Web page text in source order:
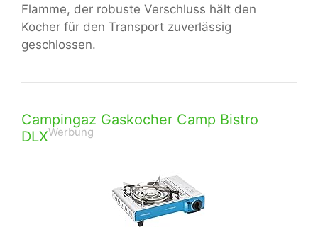
Flamme, der robuste Verschluss hält den
Kocher für den Transport zuverlässig
geschlossen.
Campingaz Gaskocher Camp Bistro
DLXWerbung